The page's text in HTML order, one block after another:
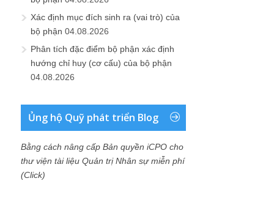
Xác định mục đích sinh ra (vai trò) của
bộ phận 04.08.2026
Phân tích đặc điểm bộ phận xác định
hướng chỉ huy (cơ cấu) của bộ phận
04.08.2026
Ủng hộ Quỹ phát triển Blog
Bằng cách nâng cấp Bản quyền iCPO cho
thư viện tài liệu Quản trị Nhân sự miễn phí
(Click)